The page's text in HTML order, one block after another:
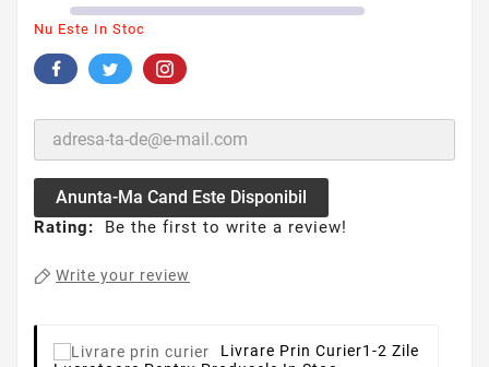
Nu Este In Stoc
Anunta-Ma Cand Este Disponibil
Rating: Be the first to write a review!
Write your review
Livrare Prin Curier1-2 Zile